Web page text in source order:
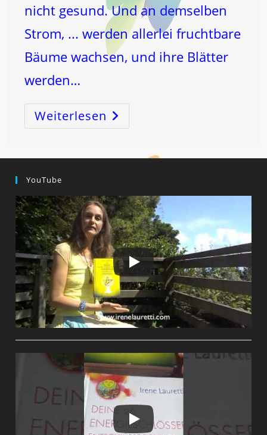
nicht gesund. Und an demselben
Strom, ... werden allerlei fruchtbare
Bäume wachsen, und ihre Blätter
werden…
Weiterlesen 12
Ströme
Aus
LICHTS
AUS
DIR
GEBÄREN
–
HEILUNG!
YouTube